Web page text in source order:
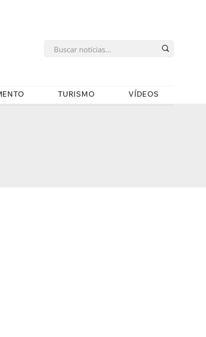
TURISMO VÍDEOS